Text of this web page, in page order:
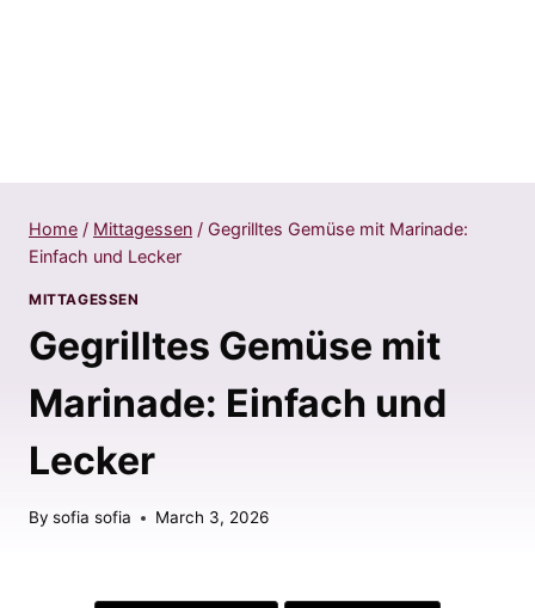
Home / Mittagessen / Gegrilltes Gemüse mit Marinade:
Einfach und Lecker
MITTAGESSEN
Gegrilltes Gemüse mit
Marinade: Einfach und
Lecker
By sofia sofia March 3, 2026